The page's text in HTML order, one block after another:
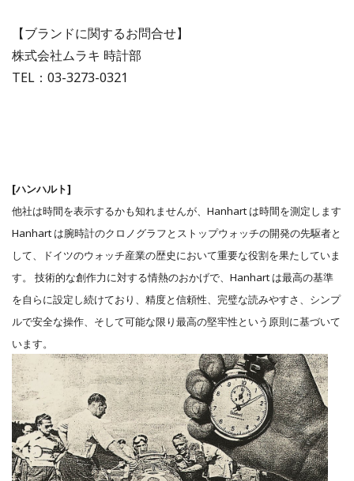
【ブランドに関するお問合せ】
株式会社ムラキ 時計部
TEL：03-3273-0321
[ハンハルト]
他社は時間を表示するかも知れませんが、Hanhart は時間を測定します
Hanhart は腕時計のクロノグラフとストップウォッチの開発の先駆者と
して、ドイツのウォッチ産業の歴史において重要な役割を果たしていま
す。 技術的な創作力に対する情熱のおかげで、Hanhart は最高の基準
を自らに設定し続けており、精度と信頼性、完璧な読みやすさ、シンプ
ルで安全な操作、そして可能な限り最高の堅牢性という原則に基づいて
います。